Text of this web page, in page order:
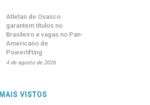
Atletas de Osasco
garantem títulos no
Brasileiro e vagas no Pan-
Americano de
Powerlifting
4 de agosto de 2026
MAIS VISTOS